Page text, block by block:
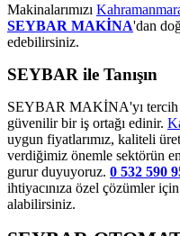
Makinalarımızı
SEYBAR MAKİNA'dan
edebilirsiniz.
SEYBAR ile Tanışın
SEYBAR MAKİNA'yı tercih
güvenilir bir iş ortağı edinir.
uygun fiyatlarımız, kaliteli
verdiğimiz önemle sektörün
gurur duyuyoruz. 0 532 590
ihtiyacınıza özel çözümler
alabilirsiniz.